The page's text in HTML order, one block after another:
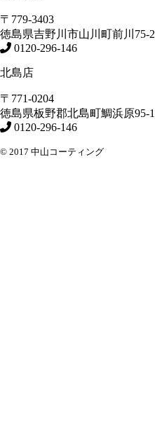
〒779-3403
徳島県吉野川市山川町前川75-2
0120-296-146
北島店
〒771-0204
徳島県板野郡北島町鯛浜原95-1
0120-296-146
© 2017 中山コーティング